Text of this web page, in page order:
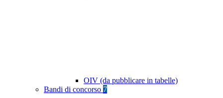
OIV (da pubblicare in tabelle)
Bandi di concorso 7